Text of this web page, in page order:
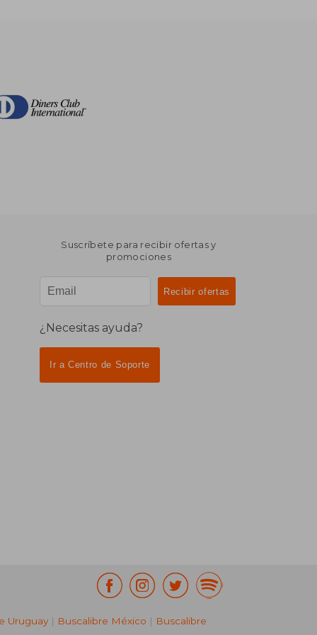
Suscríbete para recibir ofertas y
promociones
¿Necesitas ayuda?
Ir a Centro de Soporte
Uruguay | Buscalibre México | Buscalibre